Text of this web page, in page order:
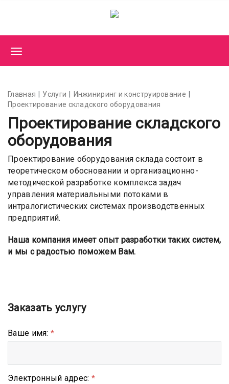
Главная Услуги
Инжиниринг и конструирование
Проектирование складского оборудования
Проектирование складского
оборудования
Проектирование оборудования склада состоит в
теоретическом обосновании и организационно-
методической разработке комплекса задач
управления материальными потоками в
интралогистических системах производственных
предприятий.
Наша компания имеет опыт разработки таких систем,
и мы с радостью поможем Вам.
Заказать услугу
Ваше имя: *
Электронный адрес: *